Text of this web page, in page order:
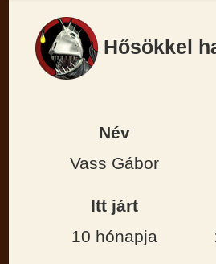
Hősökkel
Név
Vass Gábor
Itt járt
10 hónapja